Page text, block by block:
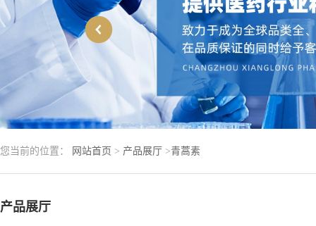
您当前的位置： 网站首页 > 产品展厅 >青蒿素
产品展厅